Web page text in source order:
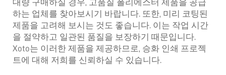
대량 구매하실 경우, 고품질 폴리에스터 제품을 공급
하는 업체를 찾아보시기 바랍니다. 또한, 미리 코팅된
제품을 고려해 보시는 것도 좋습니다. 이는 작업 시간
을 절약하고 일관된 품질을 보장하기 때문입니다.
Xoto는 이러한 제품을 제공하므로, 승화 인쇄 프로젝
트에 대해 저희를 신뢰하실 수 있습니다.